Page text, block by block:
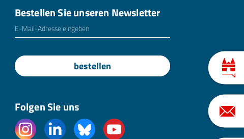
Bestellen Sie unseren Newsletter
E-Mailadresse
bestellen
Folgen Sie uns